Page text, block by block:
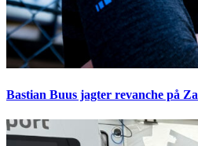
Bastian Buus jagter revanche på